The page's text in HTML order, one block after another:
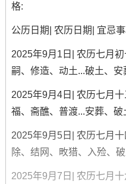
格:
公历日期| 农历日期| 宜忌
2025年9月1日| 农历七月
嗣、修造、动土...破土、安
2025年9月4日| 农历七月
福、斋醮、普渡...安葬、破
2025年9月5日| 农历七月
除、结网、畋猎、入殓、
2025年9月7日| 农历七月